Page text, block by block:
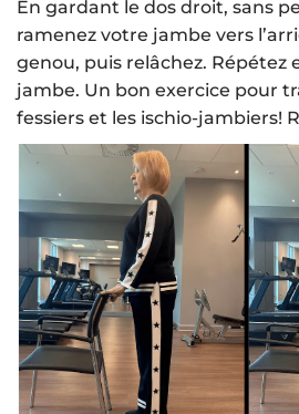
En gardant le dos droit, sans
ramenez votre jambe vers
genou, puis relâchez. Répétez
jambe. Un bon exercice pour
fessiers et les ischio-jambiers!